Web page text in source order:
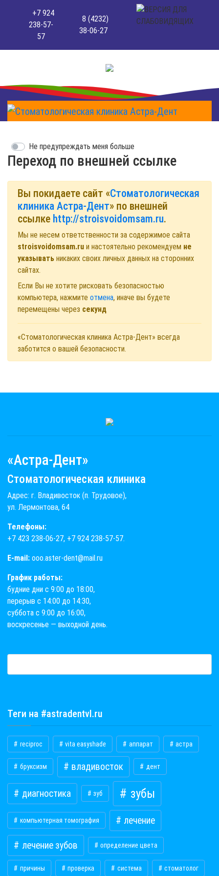
+7 924
238-57-
57
8 (4232)
38-06-27
Переход по внешней ссылке
Не предупреждать меня больше
Вы покидаете сайт «Стоматологическая
клиника Астра-Дент» по внешней
ссылке http://stroisvoidomsam.ru.
Мы не несем ответственности за содержимое сайта
stroisvoidomsam.ru и настоятельно рекомендуем не
указывать никаких своих личных данных на сторонних
сайтах.
Если Вы не хотите рисковать безопасностью
компьютера, нажмите отмена, иначе вы будете
перемещены через секунд
«Стоматологическая клиника Астра-Дент» всегда
заботится о вашей безопасности.
«Астра-Дент»
Стоматологическая клиника
Адрес: г. Владивосток (п. Трудовое),
ул. Лермонтова, 64
Телефоны:
+7 423 238-06-27, +7 924 238-57-57.
E-mail: ooo.aster-dent@mail.ru
График работы:
будние дни с 9:00 до 18:00,
перерыв с 14:00 до 14:30,
суббота с 9:00 до 16:00,
воскресенье — выходной день.
Теги на #astradentvl.ru
reciproc vita easyshade аппарат астра
бруксизм владивосток дент
диагностика зуб зубы
компьютерная томография лечение
лечение зубов определение цвета
причины проверка система стоматолог